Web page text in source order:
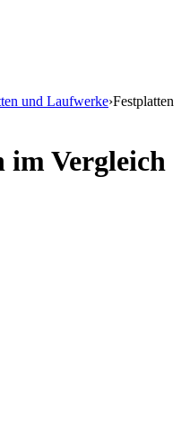
und Laufwerke›Festplatten
im Vergleich